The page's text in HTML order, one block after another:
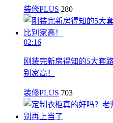
装修PLUS 280
02:16
刚装完新房得知的5大套
别家高！
装修PLUS 703